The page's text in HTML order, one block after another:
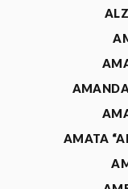
AMATA